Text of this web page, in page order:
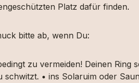
Platz dafür finden.
bitte ab, wenn Du:
zu vermeiden! Deinen
• ins Solaruim oder